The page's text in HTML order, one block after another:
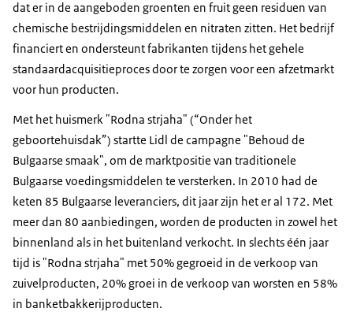
dat er in de aangeboden groenten en fruit geen residuen van
chemische bestrijdingsmiddelen en nitraten zitten. Het bedrijf
financiert en ondersteunt fabrikanten tijdens het gehele
standaardacquisitieproces door te zorgen voor een afzetmarkt
voor hun producten.
Met het huismerk "Rodna strjaha" (“Onder het
geboortehuisdak”) startte Lidl de campagne "Behoud de
Bulgaarse smaak", om de marktpositie van traditionele
Bulgaarse voedingsmiddelen te versterken. In 2010 had de
keten 85 Bulgaarse leveranciers, dit jaar zijn het er al 172. Met
meer dan 80 aanbiedingen, worden de producten in zowel het
binnenland als in het buitenland verkocht. In slechts één jaar
tijd is "Rodna strjaha" met 50% gegroeid in de verkoop van
zuivelproducten, 20% groei in de verkoop van worsten en 58%
in banketbakkerijproducten.